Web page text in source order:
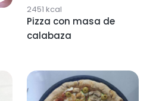
2451 kcal
Pizza con masa de
calabaza